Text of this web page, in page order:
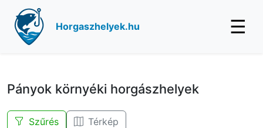
Horgaszhelyek.hu ☰
Pányok környéki horgászhelyek
Szűrés Térkép